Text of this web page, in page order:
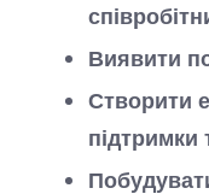
Виявити
Створити
підтримки